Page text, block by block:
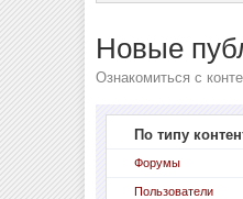
Новые
Ознакомиться с
По типу
Форумы
Пользователи